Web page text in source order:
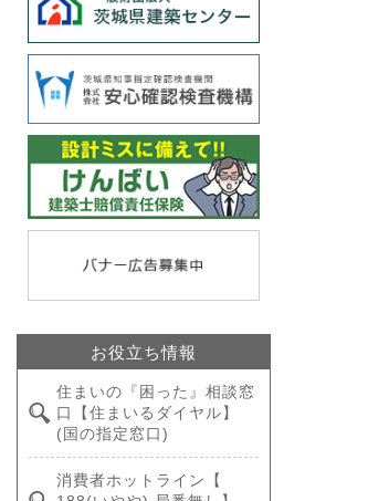
お役立ち情報
住まいの『困った』相談窓
口【住まいるダイヤル】
(国の指定窓口)
消費者ホットライン【